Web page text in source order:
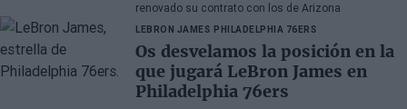
renovado su contrato con los de Arizona
LEBRON JAMES PHILADELPHIA 76ERS
Os desvelamos la posición en la
que jugará LeBron James en
Philadelphia 76ers